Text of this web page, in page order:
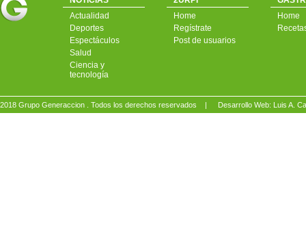
Actualidad
Deportes
Espectáculos
Salud
Ciencia y
tecnología
Home
Regístrate
Post de usuarios
Home
2018 Grupo Generaccion . Todos los derechos reservados | Desarrollo Web: Luis